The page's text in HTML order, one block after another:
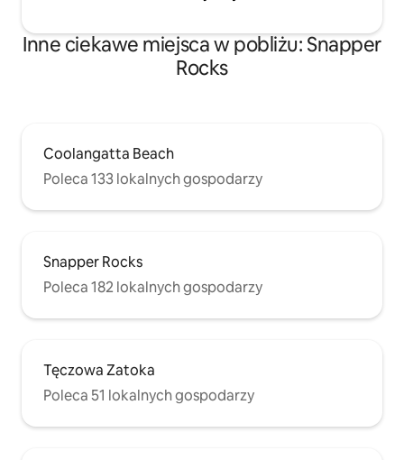
Inne ciekawe miejsca w pobliżu: Snapper
Rocks
Coolangatta Beach
Poleca 133 lokalnych gospodarzy
Snapper Rocks
Poleca 182 lokalnych gospodarzy
Tęczowa Zatoka
Poleca 51 lokalnych gospodarzy